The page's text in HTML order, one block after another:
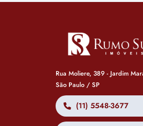
Rua Moliere, 389 - Jardim
São Paulo / SP
(11) 5548-3677